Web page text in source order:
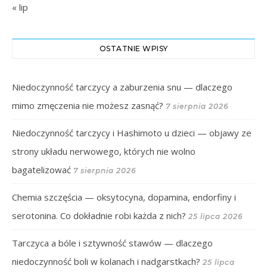
« lip
OSTATNIE WPISY
Niedoczynność tarczycy a zaburzenia snu — dlaczego
mimo zmęczenia nie możesz zasnąć? 7 sierpnia 2026
Niedoczynność tarczycy i Hashimoto u dzieci — objawy ze
strony układu nerwowego, których nie wolno
bagatelizować 7 sierpnia 2026
Chemia szczęścia — oksytocyna, dopamina, endorfiny i
serotonina. Co dokładnie robi każda z nich? 25 lipca 2026
Tarczyca a bóle i sztywność stawów — dlaczego
niedoczynność boli w kolanach i nadgarstkach? 25 lipca